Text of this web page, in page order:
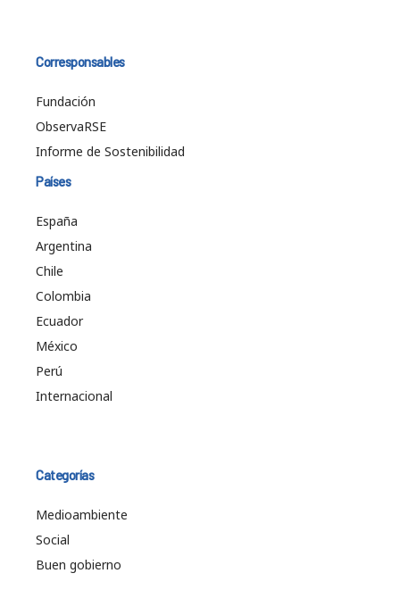
Corresponsables
Fundación
ObservaRSE
Informe de Sostenibilidad
Países
España
Argentina
Chile
Colombia
Ecuador
México
Perú
Internacional
Categorías
Medioambiente
Social
Buen gobierno